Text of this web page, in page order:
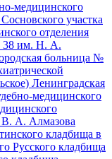
медицинского
участка
отделения
38 им. Н. А.
больница №
Ленинградская
медицинского
А. Алмазова
кладбища в
Русского кладбища